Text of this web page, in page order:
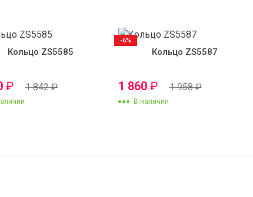
Кольцо ZS5585
₽ 1 842₽
Кольцо ZS5587
1 860 ₽ 1 958₽
В наличии
-6%